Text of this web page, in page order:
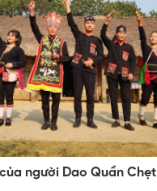
người Dao Quần Chẹt